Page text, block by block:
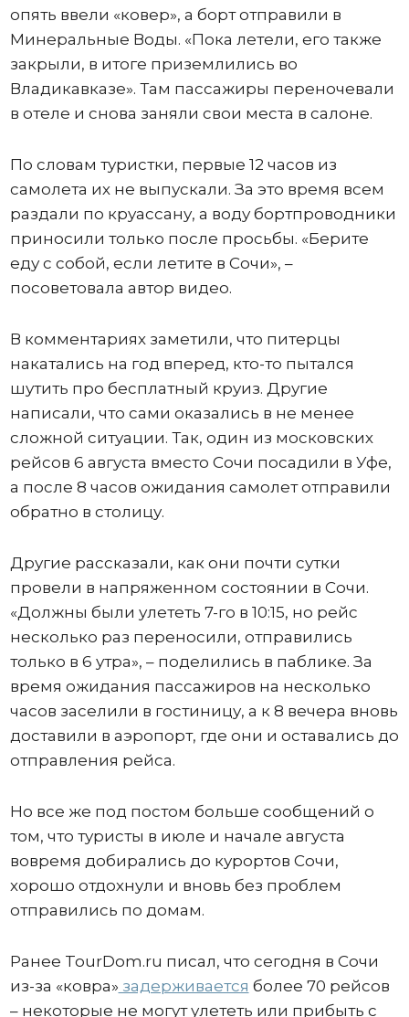
опять ввели «ковер», а борт отправили в
Минеральные Воды. «Пока летели, его также
закрыли, в итоге приземлились во
Владикавказе». Там пассажиры переночевали
в отеле и снова заняли свои места в салоне.
По словам туристки, первые 12 часов из
самолета их не выпускали. За это время всем
раздали по круассану, а воду бортпроводники
приносили только после просьбы. «Берите
еду с собой, если летите в Сочи», –
посоветовала автор видео.
В комментариях заметили, что питерцы
накатались на год вперед, кто-то пытался
шутить про бесплатный круиз. Другие
написали, что сами оказались в не менее
сложной ситуации. Так, один из московских
рейсов 6 августа вместо Сочи посадили в Уфе,
а после 8 часов ожидания самолет отправили
обратно в столицу.
Другие рассказали, как они почти сутки
провели в напряженном состоянии в Сочи.
«Должны были улететь 7-го в 10:15, но рейс
несколько раз переносили, отправились
только в 6 утра», – поделились в паблике. За
время ожидания пассажиров на несколько
часов заселили в гостиницу, а к 8 вечера вновь
доставили в аэропорт, где они и оставались до
отправления рейса.
Но все же под постом больше сообщений о
том, что туристы в июле и начале августа
вовремя добирались до курортов Сочи,
хорошо отдохнули и вновь без проблем
отправились по домам.
Ранее TourDom.ru писал, что сегодня в Сочи
из-за «ковра» задерживается более 70 рейсов
– некоторые не могут улететь или прибыть с